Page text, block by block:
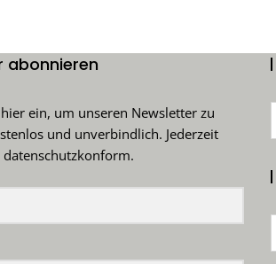
abonnieren
ein, um unseren Newsletter zu
und unverbindlich. Jederzeit